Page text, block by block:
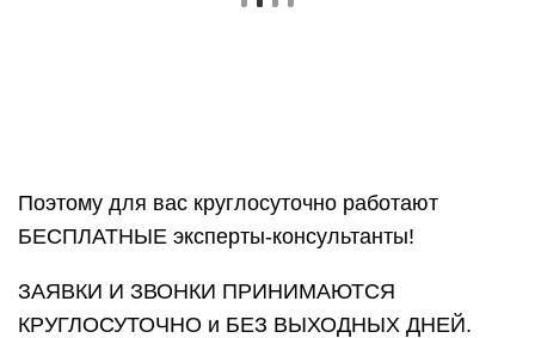
Поэтому для вас круглосуточно работают
БЕСПЛАТНЫЕ эксперты-консультанты!
ЗАЯВКИ И ЗВОНКИ ПРИНИМАЮТСЯ
КРУГЛОСУТОЧНО и БЕЗ ВЫХОДНЫХ ДНЕЙ.